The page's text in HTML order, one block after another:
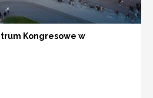
Kongresowe w